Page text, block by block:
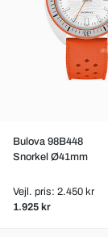
Bulova 98B448
Snorkel Ø41mm
Vejl. pris: 2.450 kr
1.925 kr